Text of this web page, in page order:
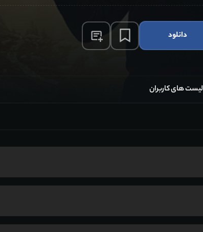
دانلود
لیست های کاربران